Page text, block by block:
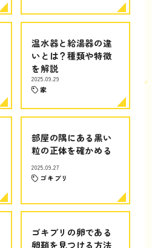
温水器と給湯器の違
いとは？種類や特徴
を解説
2025.09.29
家
部屋の隅にある黒い
粒の正体を確かめる
2025.09.27
ゴキブリ
ゴキブリの卵である
卵鞘を見つける方法